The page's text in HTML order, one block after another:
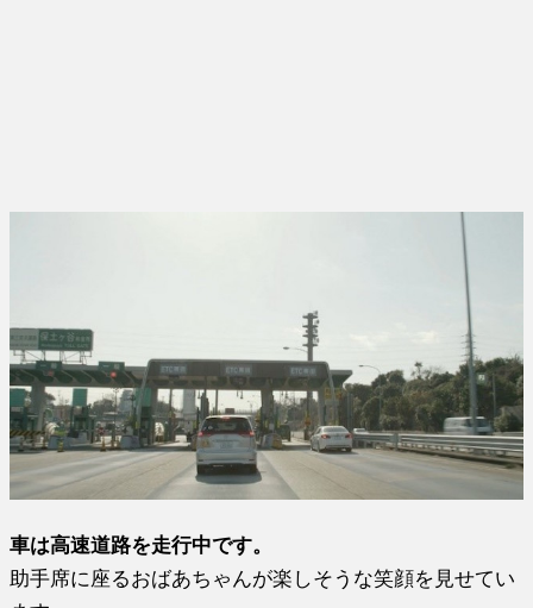
車は高速道路を走行中です。
助手席に座るおばあちゃんが楽しそうな笑顔を見せてい